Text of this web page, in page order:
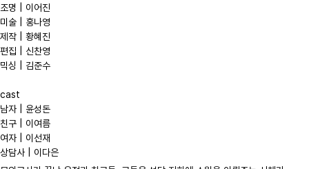
조명 | 이어진
미술 | 홍나영
제작 | 황혜진
편집 | 신찬영
믹싱 | 김준수
cast
남자 | 윤성돈
친구 | 이여름
여자 | 이선재
상담사 | 이다은